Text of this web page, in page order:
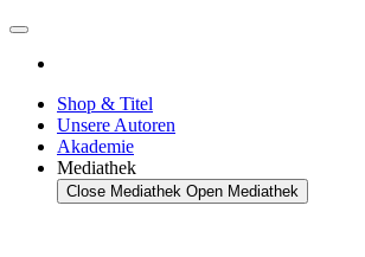
Shop & Titel
Unsere Autoren
Akademie
Mediathek
Close Mediathek Open Mediathek